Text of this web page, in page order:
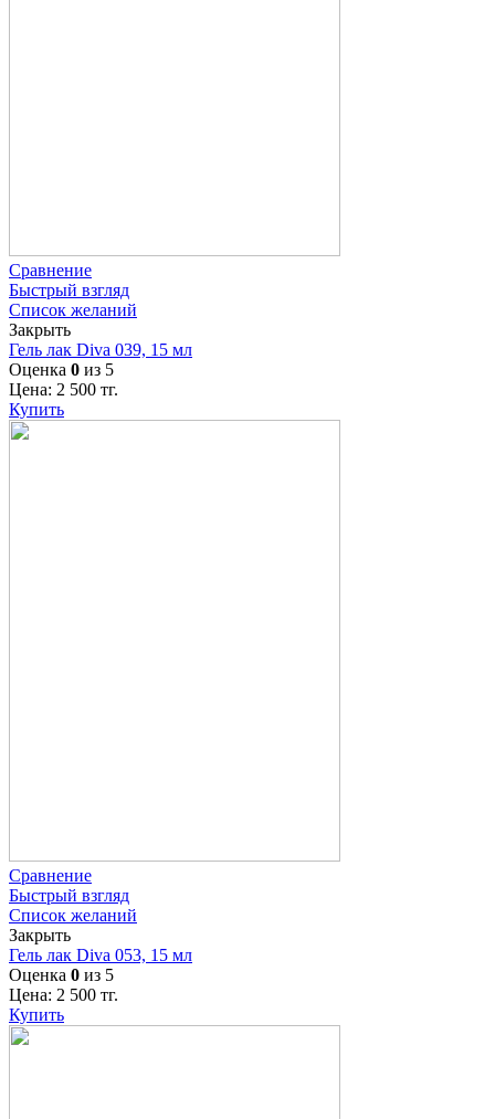
Сравнение
Быстрый взгляд
Список желаний
Закрыть
Гель лак Diva 039, 15 мл
Оценка 0 из 5
Цена: 2 500 тг.
Купить
Сравнение
Быстрый взгляд
Список желаний
Закрыть
Гель лак Diva 053, 15 мл
Оценка 0 из 5
Цена: 2 500 тг.
Купить